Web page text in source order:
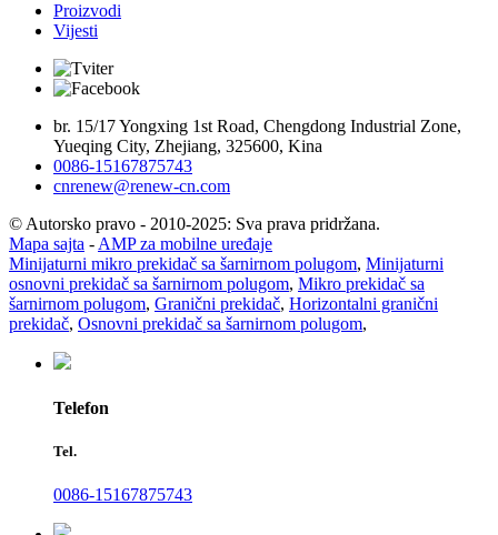
Proizvodi
Vijesti
br. 15/17 Yongxing 1st Road, Chengdong Industrial Zone,
Yueqing City, Zhejiang, 325600, Kina
0086-15167875743
cnrenew@renew-cn.com
© Autorsko pravo - 2010-2025: Sva prava pridržana.
Mapa sajta - AMP za mobilne uređaje
Minijaturni mikro prekidač sa šarnirnom polugom, Minijaturni
osnovni prekidač sa šarnirnom polugom, Mikro prekidač sa
šarnirnom polugom, Granični prekidač, Horizontalni granični
prekidač, Osnovni prekidač sa šarnirnom polugom,
Telefon
Tel.
0086-15167875743